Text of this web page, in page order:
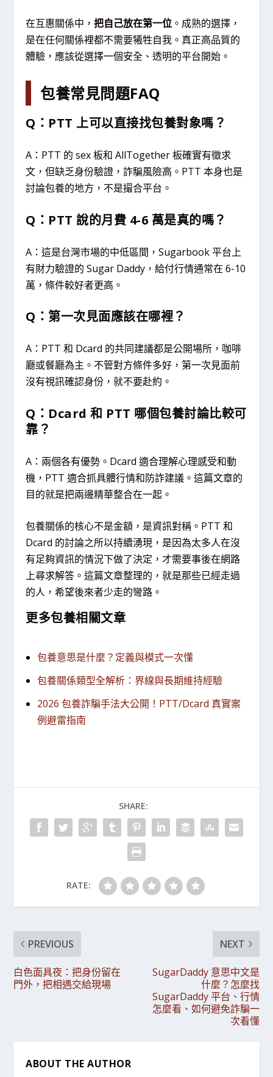
在互惠關係中，把自己放在第一位 。成熟的選擇，
是在任何關係裡都不需要犧牲自我。真正高品質的
體驗，應該從選擇一個安全、透明的平台開始。
包養常見問題FAQ
Q：PTT 上可以直接找包養對象嗎？
A：PTT 的 sex 板和 AllTogether 板確實有徵求
文，但缺乏身份驗證，詐騙風險高。PTT 本身也是
討論包養的地方，不是撮合平台。
Q：PTT 說的月費 4-6 萬是真的嗎？
A：這是台灣市場的中低區間，Sugarbook 平台上
有財力驗證的 Sugar Daddy，給付行情通常在 6-10
萬，條件較好者更高。
Q：第一次見面應該在哪裡？
A：PTT 和 Dcard 的共同建議都是公開場所，咖啡
廳或餐廳為主。不管對方條件多好，第一次見面前
沒有視訊確認身份，就不要赴約。
Q：Dcard 和 PTT 哪個包養討論比較可
靠？
A：兩個各有優勢。Dcard 適合理解心理感受和動
機，PTT 適合抓具體行情和防詐建議。這篇文章的
目的就是把兩邊精華整合在一起。
包養關係的核心不是金額，是資訊對稱。PTT 和
Dcard 的討論之所以持續湧現，是因為太多人在沒
有足夠資訊的情況下做了決定，才需要事後在網路
上尋求解答。這篇文章整理的，就是那些已經走過
的人，希望後來者少走的彎路。
更多包養相關文章
包養意思是什麼？定義與模式一次懂
包養關係類型全解析：界線與長期維持經驗
2026 包養詐騙手法大公開！PTT/Dcard 真實案
例避雷指南
SHARE:
RATE:
PREVIOUS
白色面具夜：把身份留在
門外，把相遇交給現場
NEXT
SugarDaddy 意思中文是
什麼？怎麼找
SugarDaddy 平台、行情
怎麼看、如何避免詐騙一
次看懂
ABOUT THE AUTHOR